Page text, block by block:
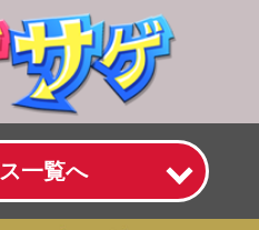
一覧へ